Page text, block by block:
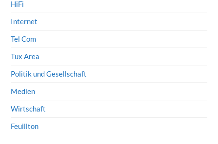
HiFi
Internet
Tel Com
Tux Area
Politik und Gesellschaft
Medien
Wirtschaft
Feuillton